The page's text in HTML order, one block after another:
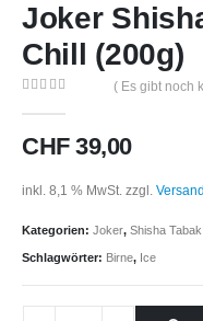
Joker
Chill (200g)
( Es gibt noch
CHF39,00
inkl. 8,1 % MwSt. zzgl.
Kategorien: Joker, Shisha Tabak
Schlagwörter: Birne, Ice